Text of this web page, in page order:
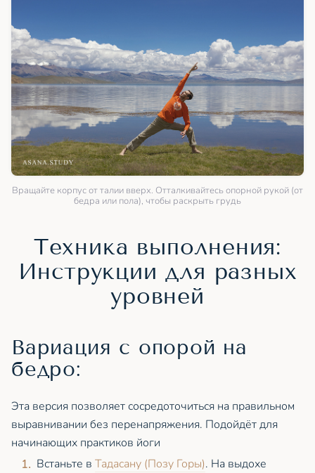
Вращайте корпус от талии вверх. Отталкивайтесь опорной рукой (от
бедра или пола), чтобы раскрыть грудь
Техника выполнения:
Инструкции для разных
уровней
Вариация с опорой на
бедро:
Эта версия позволяет сосредоточиться на правильном
выравнивании без перенапряжения. Подойдёт для
начинающих практиков йоги
Встаньте в Тадасану (Позу Горы). На выдохе